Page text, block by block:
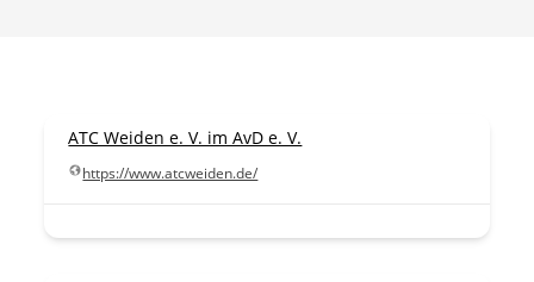
ATC Weiden e. V. im AvD e. V.
https://www.atcweiden.de/